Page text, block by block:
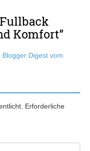
Komfort”
Blogger Digest vom
Erforderliche